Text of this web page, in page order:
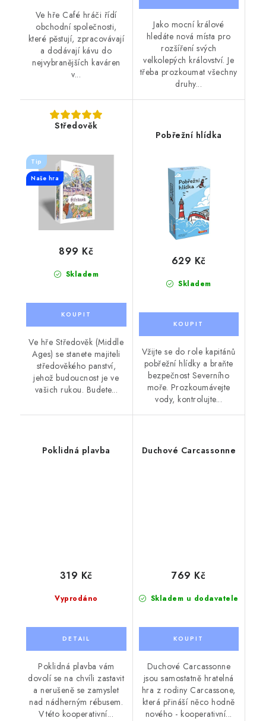
Ve hře Café hráči řídí
obchodní společnosti,
které pěstují, zpracovávají
a dodávají kávu do
nejvybranějších kaváren
v...
Jako mocní králové
hledáte nová místa pro
rozšíření svých
velkolepých království. Je
třeba prozkoumat všechny
druhy...
Středověk
Tip
Naše hra
Skladem
899 Kč
Ve hře Středověk (Middle
Ages) se stanete majiteli
středověkého panství,
jehož budoucnost je ve
vašich rukou. Budete...
Pobřežní hlídka
Skladem
629 Kč
Vžijte se do role kapitánů
pobřežní hlídky a braňte
bezpečnost Severního
moře. Prozkoumávejte
vody, kontrolujte...
Poklidná plavba
Vyprodáno
319 Kč
Poklidná plavba vám
dovolí se na chvíli zastavit
a nerušeně se zamyslet
nad nádherným rébusem.
V této kooperativní...
Duchové Carcassonne
Skladem u dodavatele
769 Kč
Duchové Carcassonne
jsou samostatně hratelná
hra z rodiny Carcassone,
která přináší něco hodně
nového - kooperativní...